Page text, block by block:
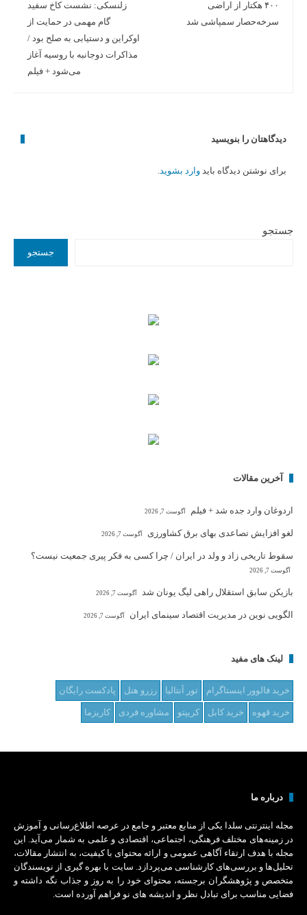
۴۰۰ هکتار از اراضی
سرخه‌حصار سمپاشی شد
زلنسکی: نشست کاخ سفید
گام مهمی در حمایت از
اوکراین و دستیابی به صلح بود /
مذاکرات دوجانبه با روسیه آغاز
می‌شود + فیلم
دیدگاهتان را بنویسید
برای نوشتن دیدگاه باید وارد بشوید.
جستجو
جستجو
آخرین مقالات
اردوغان وارد جده شد + فیلم آگوست 7, 2026
لغو افزایش تصاعدی بهای برق کشاورزی آگوست 7, 2026
سقوط تاریخی زاد و ولد در ایران / چرا کسی به فکر پیری جمعیت نیست؟
آگوست 7, 2026
بازیکن سابق استقلال راهی لیگ یونان شد آگوست 7, 2026
الگویی نوین در مدیریت اقتصاد سینمای ایران آگوست 7, 2026
لینک های مفید
خرید فالوور اینستاگرام تور آنتالیا رزرو هتل پادکست رایگان
خرید قهوه خرید کابل کریپتو مشاوره فردی کاریزما
درباره ما
مجله اینترنتی سلدا یکی از منابع معتبر و جامع در عرصه اطلاع‌رسانی و آموزش
در زمینه‌های مختلف فرهنگی، اجتماعی، اقتصادی و علمی به شمار می‌آید. این
مجله با هدف ارتقاء آگاهی عمومی و ارائه محتوای با کیفیت، به انتشار مقالات،
تحلیل‌ها و بررسی‌های کارشناسی می‌پردازد. سایت با بهره‌ گیری از نویسندگان
متخصص و پژوهشگران برجسته، محتوای خود را به‌ روز و جذاب نگه‌ داشته و
فضایی مناسب برای تبادل نظر و اندیشه‌ های نو فراهم آورده است.